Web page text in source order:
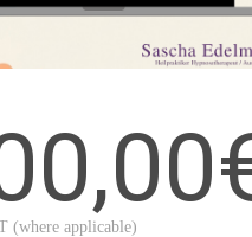
(where applicable)